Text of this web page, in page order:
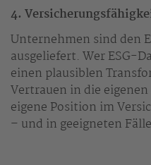
4.
Unternehmen sind den
ausgeliefert. Wer ESG-
einen plausiblen
Vertrauen in die
eigene Position im
– und in geeigneten